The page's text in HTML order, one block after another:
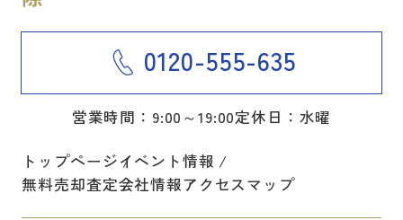
0120-555-635
営業時間：9:00～19:00定休日：水曜
トップページイベント情報
無料売却査定会社情報アクセスマップ